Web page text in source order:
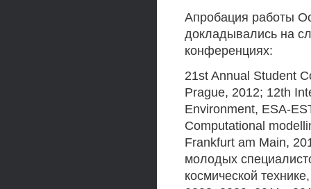
Апробация работы
докладывались на
конференциях:
21st Annual Student
Prague, 2012; 12th
Environment, ESA-
Computational
Frankfurt am Main,
молодых
космической